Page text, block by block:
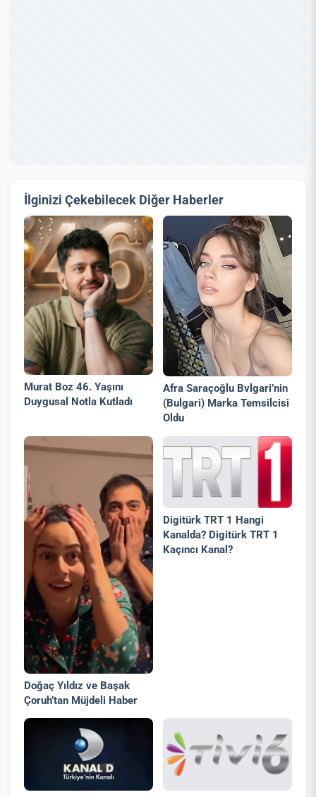
İlginizi Çekebilecek Diğer Haberler
Murat Boz 46. Yaşını
Duygusal Notla Kutladı
Afra Saraçoğlu Bvlgari’nin
(Bulgari) Marka Temsilcisi
Oldu
Doğaç Yıldız ve Başak
Çoruh’tan Müjdeli Haber
Digitürk TRT 1 Hangi
Kanalda? Digitürk TRT 1
Kaçıncı Kanal?